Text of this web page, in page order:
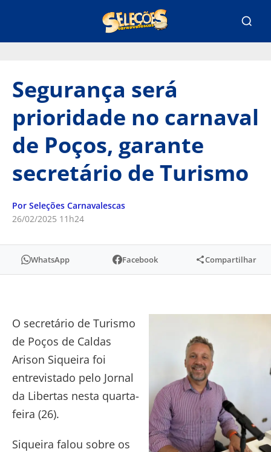
Segurança será
prioridade no carnaval
de Poços, garante
secretário de Turismo
Por Seleções Carnavalescas
26/02/2025 11h24
WhatsApp Facebook Compartilhar
O secretário de Turismo
de Poços de Caldas
Arison Siqueira foi
entrevistado pelo Jornal
da Libertas nesta quarta-
feira (26).
Siqueira falou sobre os